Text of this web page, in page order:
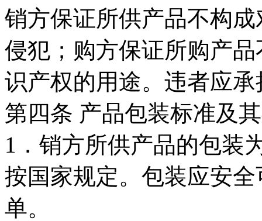
销方保证所供产品不构
侵犯；购方保证所购产
识产权的用途。违者应
第四条 产品包装标准及
1．销方所供产品的包装
按国家规定。包装应安
单。